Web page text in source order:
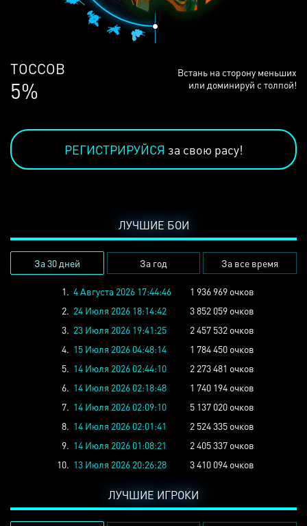
ЛЮДЕЙ
68%
Встань на сторону меньших
или доминируй с толпой!
РЕГИСТРИРУЙСЯ за свою расу!
ЛУЧШИЕ БОИ
За 30 дней За год За все время
1. 4 Августа 2026 17:44:46
1 936 969 очков
2. 24 Июля 2026 18:14:42
3 852 059 очков
3. 23 Июля 2026 19:41:25
2 457 532 очков
4. 15 Июля 2026 04:48:14
1 784 450 очков
5. 14 Июля 2026 02:44:10
2 273 481 очков
6. 14 Июля 2026 02:18:48
1 740 194 очков
7. 14 Июля 2026 02:09:10
5 137 020 очков
8. 14 Июля 2026 02:01:41
2 524 335 очков
9. 14 Июля 2026 01:08:21
2 405 337 очков
10. 13 Июля 2026 20:26:28 3 410 094 очков
ЛУЧШИЕ ИГРОКИ